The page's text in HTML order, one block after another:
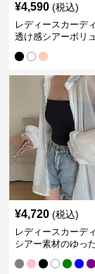
¥4,590 (税込)
レディースカーデ
透け感シアーボリ
¥4,720 (税込)
レディースカーデ
シアー素材のゆっ